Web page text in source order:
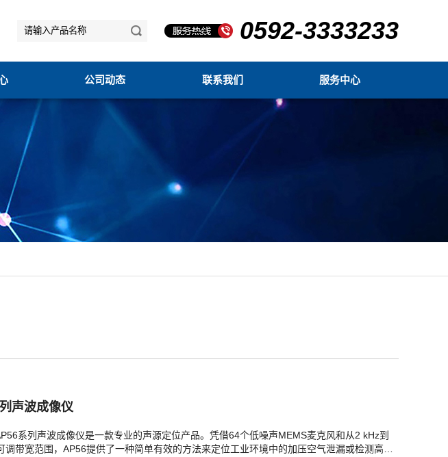
0592-3333233
公司动态 联系我们 服务中心
声波成像仪
系列声波成像仪是一款专业的声源定位产品。凭借64个低噪声MEMS麦克风和从2 kHz到
调带宽范围，AP56提供了一种简单有效的方法来定位工业环境中的加压空气泄漏或检测高压